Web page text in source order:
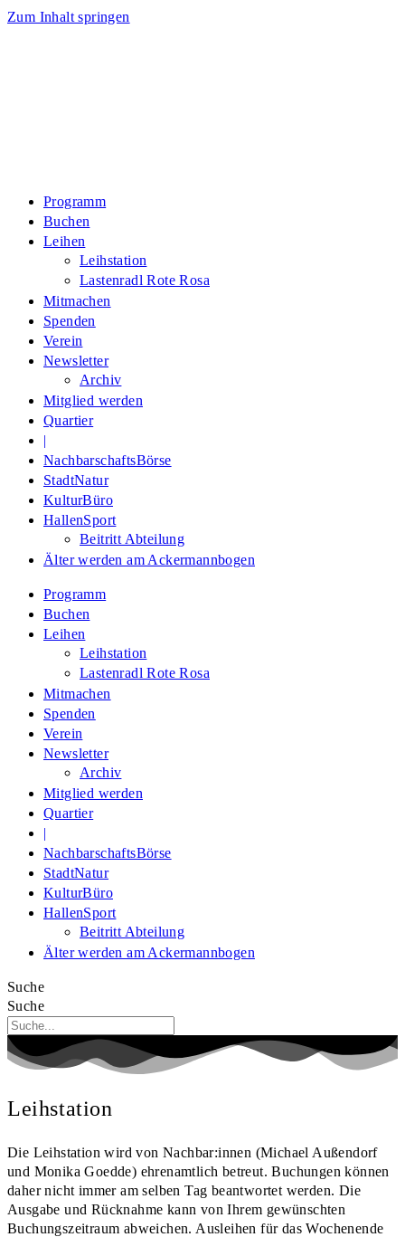
Zum Inhalt springen
Programm
Buchen
Leihen
Leihstation
Lastenradl Rote Rosa
Mitmachen
Spenden
Verein
Newsletter
Archiv
Mitglied werden
Quartier
|
NachbarschaftsBörse
StadtNatur
KulturBüro
HallenSport
Beitritt Abteilung
Älter werden am Ackermannbogen
Programm
Buchen
Leihen
Leihstation
Lastenradl Rote Rosa
Mitmachen
Spenden
Verein
Newsletter
Archiv
Mitglied werden
Quartier
|
NachbarschaftsBörse
StadtNatur
KulturBüro
HallenSport
Beitritt Abteilung
Älter werden am Ackermannbogen
Suche
Suche
Leihstation
Die Leihstation wird von Nachbar:innen (Michael Außendorf
und Monika Goedde) ehrenamtlich betreut. Buchungen können
daher nicht immer am selben Tag beantwortet werden. Die
Ausgabe und Rücknahme kann von Ihrem gewünschten
Buchungszeitraum abweichen. Ausleihen für das Wochenende